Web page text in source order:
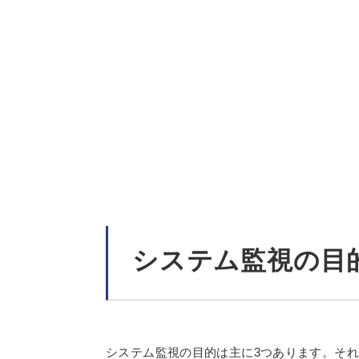
システム監視の目
システム監視の目的は主に3つあります。それ